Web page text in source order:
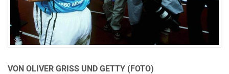
VON OLIVER GRISS UND GETTY (FOTO)